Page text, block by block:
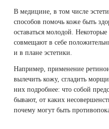
4.
Стоимость
процедур
5. Задать
процедуре
6.
Похожие
статьи
В медицине, в том числе
способов помочь коже быть
оставаться молодой.
совмещают в себе
и в плане эстетики.
Например, применение
вылечить кожу, сгладить
них подробнее: что собой
бывают, от каких
почему могут быть
Лазерное удаление невуса
Лечение прыщей (угревой
Лечение гиперпигментации
Удаление веснушек
Вакуумно-роликовый
Therapy Pulse
Фотодинамическая терапия
Удалить морщины вокруг
Удалить носогубные складки
Удалить перманентный
Удалить рубцы